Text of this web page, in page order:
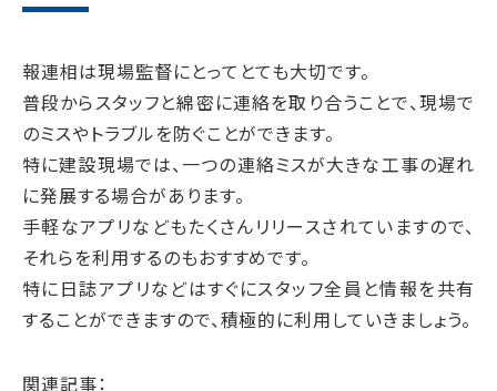
報連相は現場監督にとってとても大切です。
普段からスタッフと綿密に連絡を取り合うことで、現場で
のミスやトラブルを防ぐことができます。
特に建設現場では、一つの連絡ミスが大きな工事の遅れ
に発展する場合があります。
手軽なアプリなどもたくさんリリースされていますので、
それらを利用するのもおすすめです。
特に日誌アプリなどはすぐにスタッフ全員と情報を共有
することができますので、積極的に利用していきましょう。
関連記事：